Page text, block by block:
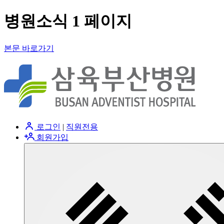
병원소식 1 페이지
본문 바로가기
로그인 | 직원전용
회원가입